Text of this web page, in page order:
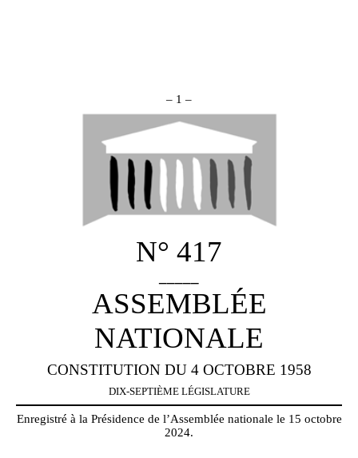
– 1 –
N° 417
ASSEMBLÉE
NATIONALE
CONSTITUTION DU 4 OCTOBRE 1958
DIX-SEPTIÈME LÉGISLATURE
Enregistré à la Présidence de l’Assemblée nationale le 15 octobre
2024.